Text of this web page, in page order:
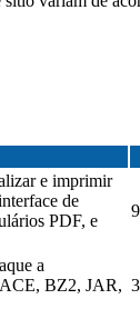
e imprimir
de
PDF, e
a
ACE, BZ2, JAR,